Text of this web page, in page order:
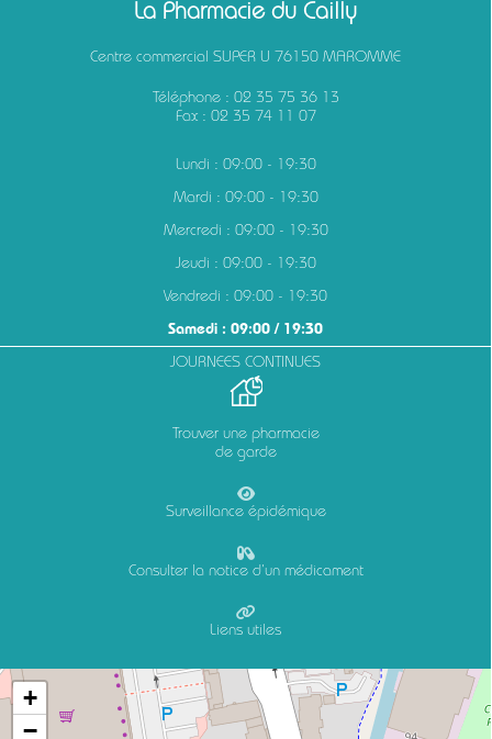
La Pharmacie du Cailly
Centre commercial SUPER U 76150 MAROMME
Téléphone : 02 35 75 36 13
Fax : 02 35 74 11 07
Lundi : 09:00 - 19:30
Mardi : 09:00 - 19:30
Mercredi : 09:00 - 19:30
Jeudi : 09:00 - 19:30
Vendredi : 09:00 - 19:30
Samedi : 09:00 / 19:30
JOURNEES CONTINUES
Trouver une pharmacie
de garde
Surveillance épidémique
Consulter la notice d’un médicament
Liens utiles
+
−